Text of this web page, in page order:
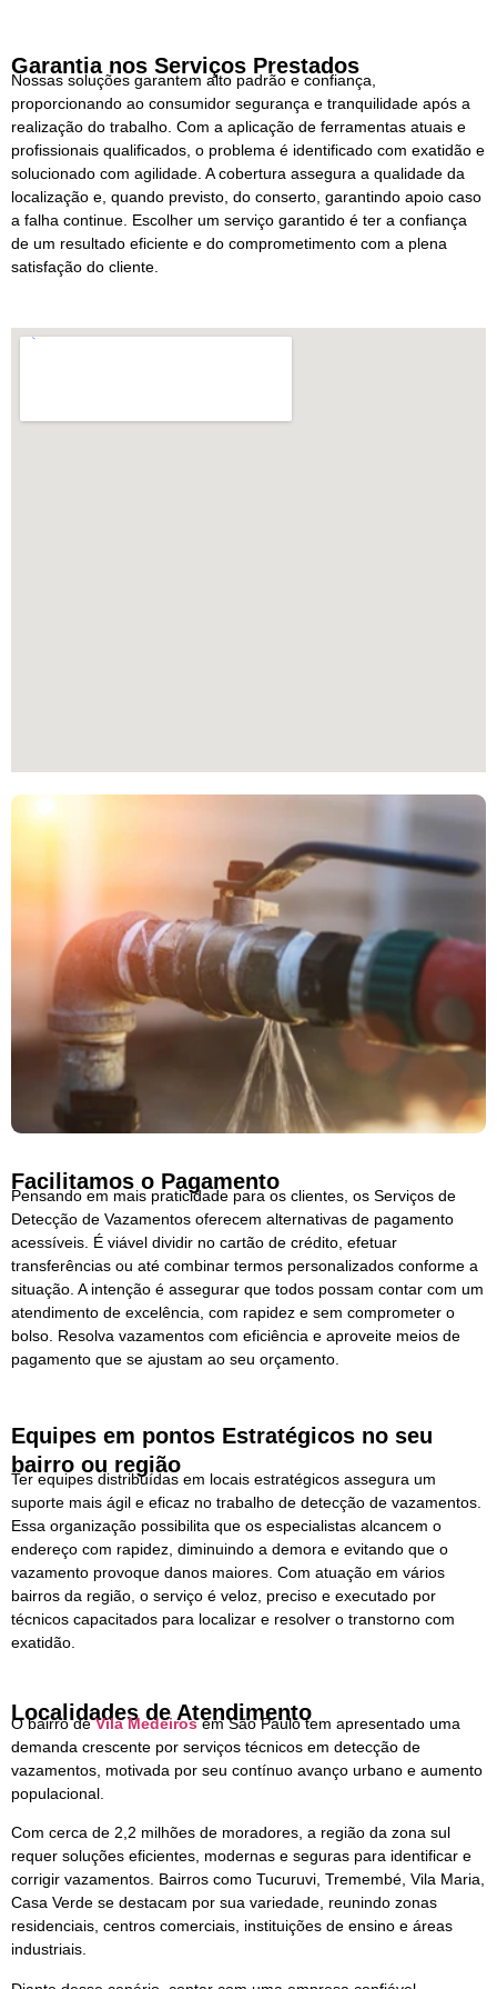
Garantia nos Serviços Prestados
Nossas soluções garantem alto padrão e confiança,
proporcionando ao consumidor segurança e tranquilidade após a
realização do trabalho. Com a aplicação de ferramentas atuais e
profissionais qualificados, o problema é identificado com exatidão e
solucionado com agilidade. A cobertura assegura a qualidade da
localização e, quando previsto, do conserto, garantindo apoio caso
a falha continue. Escolher um serviço garantido é ter a confiança
de um resultado eficiente e do comprometimento com a plena
satisfação do cliente.
Facilitamos o Pagamento
Pensando em mais praticidade para os clientes, os Serviços de
Detecção de Vazamentos oferecem alternativas de pagamento
acessíveis. É viável dividir no cartão de crédito, efetuar
transferências ou até combinar termos personalizados conforme a
situação. A intenção é assegurar que todos possam contar com um
atendimento de excelência, com rapidez e sem comprometer o
bolso. Resolva vazamentos com eficiência e aproveite meios de
pagamento que se ajustam ao seu orçamento.
Equipes em pontos Estratégicos no seu
bairro ou região
Ter equipes distribuídas em locais estratégicos assegura um
suporte mais ágil e eficaz no trabalho de detecção de vazamentos.
Essa organização possibilita que os especialistas alcancem o
endereço com rapidez, diminuindo a demora e evitando que o
vazamento provoque danos maiores. Com atuação em vários
bairros da região, o serviço é veloz, preciso e executado por
técnicos capacitados para localizar e resolver o transtorno com
exatidão.
Localidades de Atendimento
O bairro deVila Medeirosem São Paulo tem apresentado uma
demanda crescente por serviços técnicos em detecção de
vazamentos, motivada por seu contínuo avanço urbano e aumento
populacional.
Com cerca de 2,2 milhões de moradores, a região da zona sul
requer soluções eficientes, modernas e seguras para identificar e
corrigir vazamentos. Bairros como Tucuruvi, Tremembé, Vila Maria,
Casa Verde se destacam por sua variedade, reunindo zonas
residenciais, centros comerciais, instituições de ensino e áreas
industriais.